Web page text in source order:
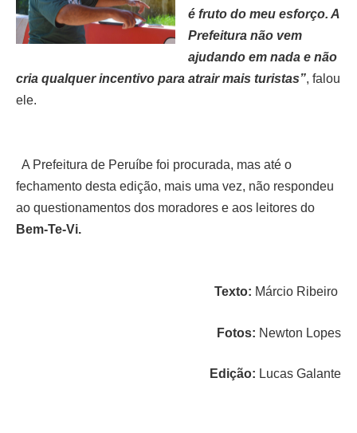
é fruto do meu esforço. A
Prefeitura não vem
ajudando em nada e não
cria qualquer incentivo para atrair mais turistas”, falou
ele.
A Prefeitura de Peruíbe foi procurada, mas até o
fechamento desta edição, mais uma vez, não respondeu
ao questionamentos dos moradores e aos leitores do
Bem-Te-Vi.
Texto: Márcio Ribeiro
Fotos: Newton Lopes
Edição: Lucas Galante